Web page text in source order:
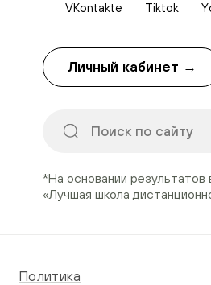
VKontakte Tiktok
Личный кабинет →
*На основании результатов
«Лучшая школа
Политика